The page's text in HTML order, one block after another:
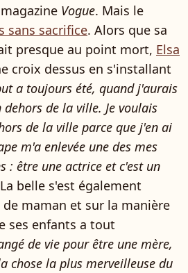
Vogue. Mais le
sans sacrifice. Alors que sa
presque au point mort, Elsa
croix dessus en s'installant
a toujours été, quand j'aurais
de la ville. Je voulais
de la ville parce que j'en ai
m'a enlevée une des mes
: être une actrice et c'est un
belle s'est également
de maman et sur la manière
ses enfants a tout
de vie pour être une mère,
chose la plus merveilleuse du